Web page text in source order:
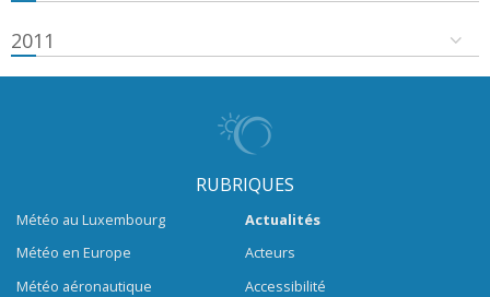
2011
RUBRIQUES
Météo au Luxembourg
Météo en Europe
Météo aéronautique
Actualités
Acteurs
Accessibilité